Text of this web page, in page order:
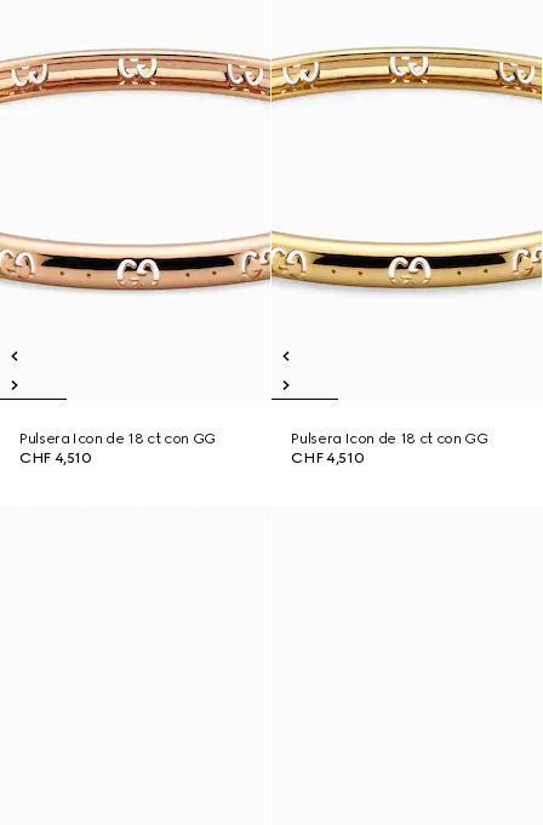
Pulsera Icon de 18 ct con GG
CHF 4,510
Pulsera Icon de 18 ct con GG
CHF 4,510